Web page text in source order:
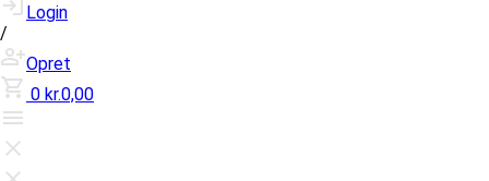
Login
/
Opret
0 kr.0,00